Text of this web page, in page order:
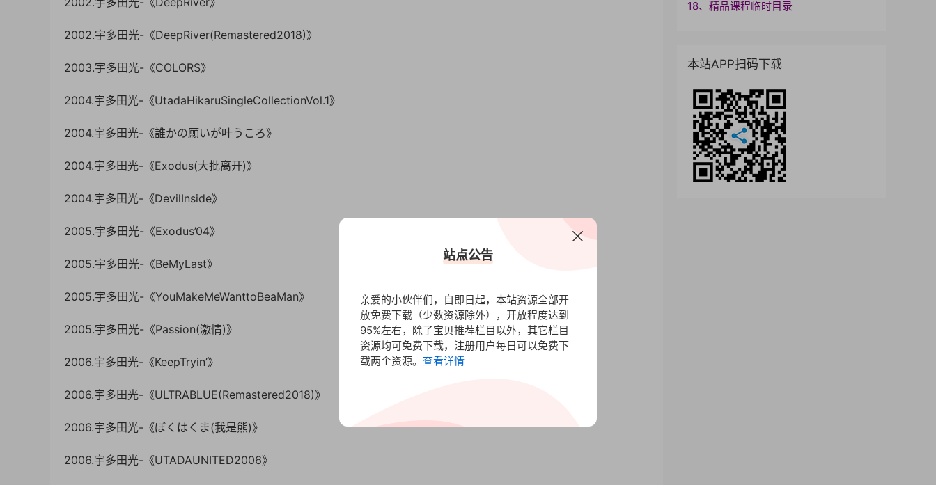
2002.宇多田光-《DeepRiver(Remastered2018)》
2003.宇多田光-《COLORS》
2004.宇多田光-《UtadaHikaruSingleCollectionVol.1》
2004.宇多田光-《誰かの願いが叶うころ》
2004.宇多田光-《Exodus(大批离开)》
2004.宇多田光-《DevilInside》
2005.宇多田光-《Exodus’04》
2005.宇多田光-《BeMyLast》
2005.宇多田光-《YouMakeMeWanttoBeaMan》
2005.宇多田光-《Passion(激情)》
2006.宇多田光-《KeepTryin’》
2006.宇多田光-《ULTRABLUE(Remastered2018)》
2006.宇多田光-《ぼくはくま(我是熊)》
2006.宇多田光-《UTADAUNITED2006》
18、精品课程临时目录
本站APP扫码下载
站点公告
亲爱的小伙伴们，自即日起，本站资源全部开
放免费下载（少数资源除外），开放程度达到
95%左右，除了宝贝推荐栏目以外，其它栏目
资源均可免费下载，注册用户每日可以免费下
载两个资源。 查看详情